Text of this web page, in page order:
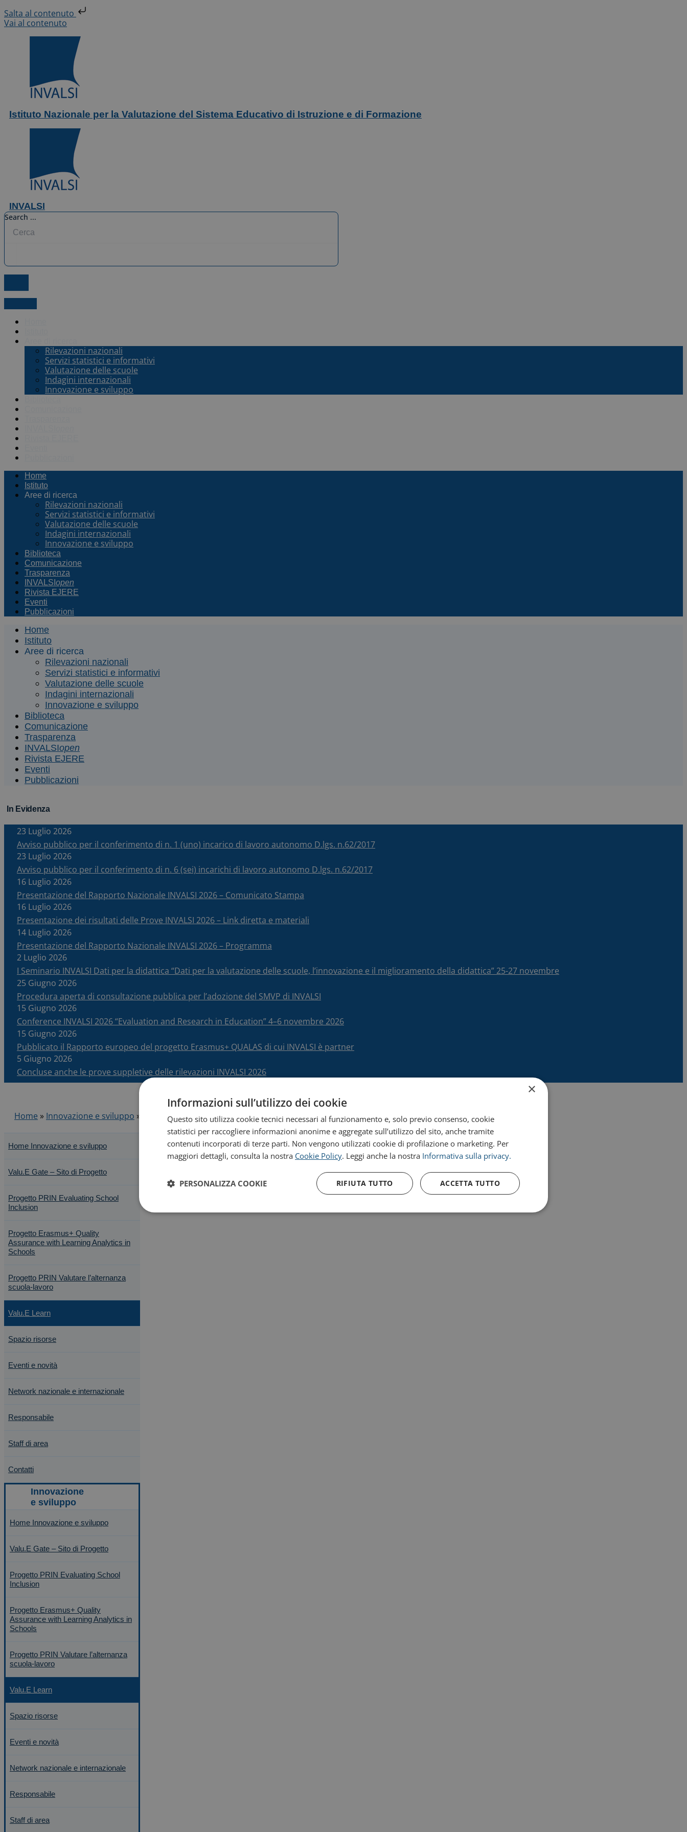
Salta al contenuto
Vai al contenuto
Istituto Nazionale per la Valutazione del Sistema Educativo di Istruzione e di Formazione
INVALSI
Search ...
Rilevazioni nazionali
Servizi statistici e informativi
Valutazione delle scuole
Indagini internazionali
Innovazione e sviluppo
Home
Istituto
Aree di ricerca
Rilevazioni nazionali
Servizi statistici e informativi
Valutazione delle scuole
Indagini internazionali
Innovazione e sviluppo
Biblioteca
Comunicazione
Trasparenza
INVALSI open
Rivista EJERE
Eventi
Pubblicazioni
Home
Istituto
Aree di ricerca
Rilevazioni nazionali
Servizi statistici e informativi
Valutazione delle scuole
Indagini internazionali
Innovazione e sviluppo
Biblioteca
Comunicazione
Trasparenza
INVALSIopen
Rivista EJERE
Eventi
Pubblicazioni
In Evidenza
23 Luglio 2026
Avviso pubblico per il conferimento di n. 1 (uno) incarico di lavoro autonomo D.lgs. n.62/2017
23 Luglio 2026
Avviso pubblico per il conferimento di n. 6 (sei) incarichi di lavoro autonomo D.lgs. n.62/2017
16 Luglio 2026
Presentazione del Rapporto Nazionale INVALSI 2026 – Comunicato Stampa
16 Luglio 2026
Presentazione dei risultati delle Prove INVALSI 2026 – Link diretta e materiali
14 Luglio 2026
Presentazione del Rapporto Nazionale INVALSI 2026 – Programma
2 Luglio 2026
I Seminario INVALSI Dati per la didattica “Dati per la valutazione delle scuole, l’innovazione e il miglioramento della didattica” 25-27 novembre
25 Giugno 2026
Procedura aperta di consultazione pubblica per l’adozione del SMVP di INVALSI
15 Giugno 2026
Conference INVALSI 2026 “Evaluation and Research in Education” 4–6 novembre 2026
15 Giugno 2026
Pubblicato il Rapporto europeo del progetto Erasmus+ QUALAS di cui INVALSI è partner
5 Giugno 2026
Concluse anche le prove suppletive delle rilevazioni INVALSI 2026
Home » Innovazione e sviluppo » Formazione online open
Home Innovazione e sviluppo
Valu.E Gate – Sito di Progetto
Progetto PRIN Evaluating School
Inclusion
Progetto Erasmus+ Quality
Assurance with Learning Analytics in
Schools
Progetto PRIN Valutare l’alternanza
scuola-lavoro
Valu.E Learn
Spazio risorse
Eventi e novità
Network nazionale e internazionale
Responsabile
Staff di area
Contatti
Home Innovazione e sviluppo
Valu.E Gate – Sito di Progetto
Progetto PRIN Evaluating School
Inclusion
Progetto Erasmus+ Quality
Assurance with Learning Analytics in
Schools
Progetto PRIN Valutare l’alternanza
scuola-lavoro
Valu.E Learn
Spazio risorse
Eventi e novità
Network nazionale e internazionale
Responsabile
Staff di area
×
Informazioni sull’utilizzo dei cookie
Questo sito utilizza cookie tecnici necessari al funzionamento e, solo previo consenso, cookie
statistici per raccogliere informazioni anonime e aggregate sull’utilizzo del sito, anche tramite
contenuti incorporati di terze parti. Non vengono utilizzati cookie di profilazione o marketing. Per
maggiori dettagli, consulta la nostra Cookie Policy. Leggi anche la nostra Informativa sulla privacy.
ACCETTA TUTTO
RIFIUTA TUTTO
PERSONALIZZA COOKIE